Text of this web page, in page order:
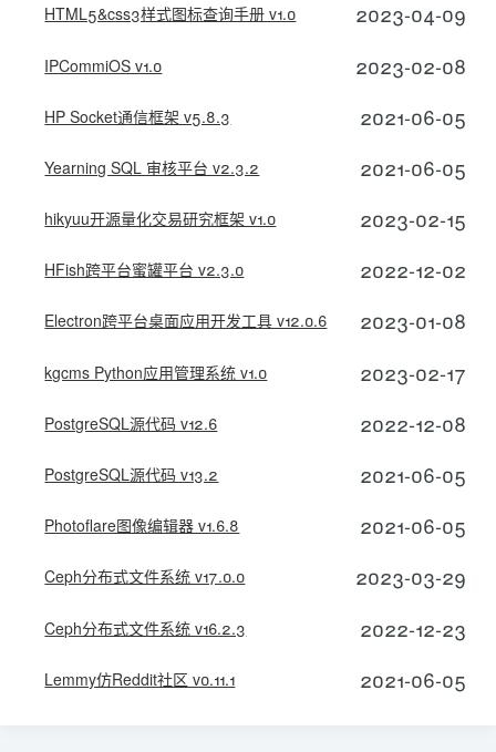
HTML5&css3样式图标查询手册 v1.0 2023-04-09
IPCommiOS v1.0 2023-02-08
HP Socket通信框架 v5.8.3 2021-06-05
Yearning SQL 审核平台 v2.3.2 2021-06-05
hikyuu开源量化交易研究框架 v1.0 2023-02-15
HFish跨平台蜜罐平台 v2.3.0 2022-12-02
Electron跨平台桌面应用开发工具 v12.0.6 2023-01-08
kgcms Python应用管理系统 v1.0 2023-02-17
PostgreSQL源代码 v12.6 2022-12-08
PostgreSQL源代码 v13.2 2021-06-05
Photoflare图像编辑器 v1.6.8 2021-06-05
Ceph分布式文件系统 v17.0.0 2023-03-29
Ceph分布式文件系统 v16.2.3 2022-12-23
Lemmy仿Reddit社区 v0.11.1 2021-06-05